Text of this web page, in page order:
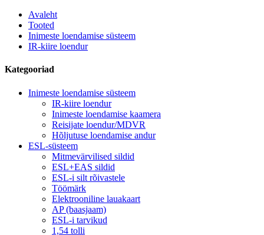
Avaleht
Tooted
Inimeste loendamise süsteem
IR-kiire loendur
Kategooriad
Inimeste loendamise süsteem
IR-kiire loendur
Inimeste loendamise kaamera
Reisijate loendur/MDVR
Hõljutuse loendamise andur
ESL-süsteem
Mitmevärvilised sildid
ESL+EAS sildid
ESL-i silt rõivastele
Töömärk
Elektrooniline lauakaart
AP (baasjaam)
ESL-i tarvikud
1,54 tolli